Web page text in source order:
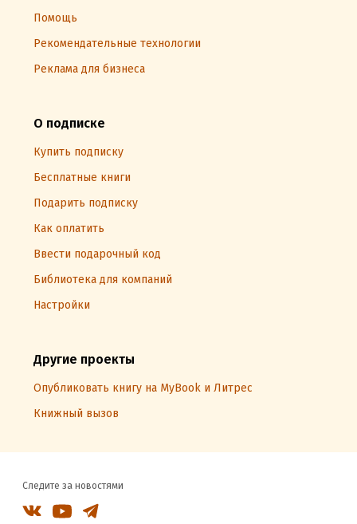
Помощь
Рекомендательные технологии
Реклама для бизнеса
О подписке
Купить подписку
Бесплатные книги
Подарить подписку
Как оплатить
Ввести подарочный код
Библиотека для компаний
Настройки
Другие проекты
Опубликовать книгу на MyBook и Литрес
Книжный вызов
Следите за новостями